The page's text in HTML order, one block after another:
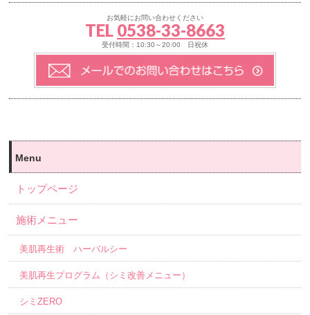
お気軽にお問い合わせください
TEL 0538-33-8663
受付時間：10:30～20:00 日祝休
Menu
トップページ
施術メニュー
美肌再生術 ハーバルシー
美肌再生プログラム（シミ改善メニュー）
シミZERO